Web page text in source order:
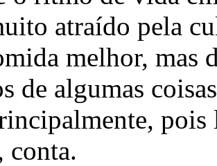
atraído pela
melhor, mas
de algumas
conta.